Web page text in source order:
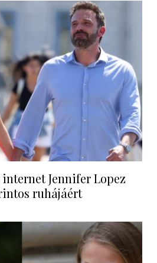
Jennifer Lopez
ruhájáért